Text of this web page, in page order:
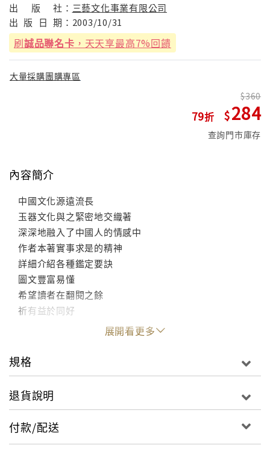
出
版 社： 三藝文化事業有限公司
出 版 日 期： 2003/10/31
刷誠品聯名卡 ，天天享最高7%回饋
大量採購團購專區
79
360
284
查詢門市庫存
內容簡介
中國文化源遠流長
玉器文化與之緊密地交織著
深深地融入了中國人的情感中
作者本著實事求是的精神
詳細介紹各種鑑定要訣
圖文豐富易懂
希望讀者在翻閱之餘
祈有益於同好
展開看更多
規格
退貨說明
付款/配送